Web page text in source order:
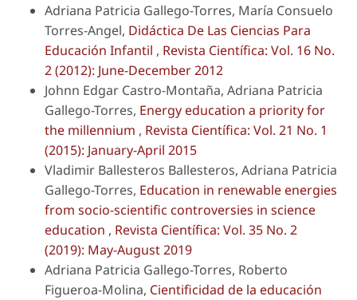
Adriana Patricia Gallego-Torres, María Consuelo
Torres-Angel, Didáctica De Las Ciencias Para
Educación Infantil , Revista Científica: Vol. 16 No.
2 (2012): June-December 2012
Johnn Edgar Castro-Montaña, Adriana Patricia
Gallego-Torres, Energy education a priority for
the millennium , Revista Científica: Vol. 21 No. 1
(2015): January-April 2015
Vladimir Ballesteros Ballesteros, Adriana Patricia
Gallego-Torres, Education in renewable energies
from socio-scientific controversies in science
education , Revista Científica: Vol. 35 No. 2
(2019): May-August 2019
Adriana Patricia Gallego-Torres, Roberto
Figueroa-Molina, Cientificidad de la educación